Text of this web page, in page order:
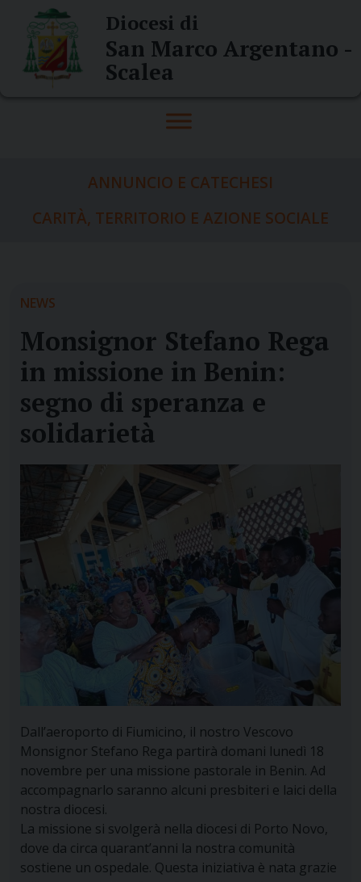
content
Diocesi di
San Marco Argentano -
Scalea
ANNUNCIO E CATECHESI
CARITÀ, TERRITORIO E AZIONE SOCIALE
NEWS
Monsignor Stefano Rega
in missione in Benin:
segno di speranza e
solidarietà
Dall’aeroporto di Fiumicino, il nostro Vescovo
Monsignor Stefano Rega partirà domani lunedì 18
novembre per una missione pastorale in Benin. Ad
accompagnarlo saranno alcuni presbiteri e laici della
nostra diocesi.
La missione si svolgerà nella diocesi di Porto Novo,
dove da circa quarant’anni la nostra comunità
sostiene un ospedale. Questa iniziativa è nata grazie